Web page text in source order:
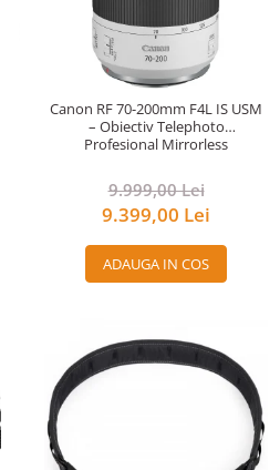
Canon RF 70-200mm F4L IS USM
– Obiectiv Telephoto
Profesional Mirrorless
9.999,00 Lei
9.399,00 Lei
ADAUGA IN COS